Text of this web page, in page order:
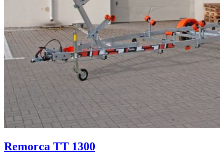
Remorca TT 1300